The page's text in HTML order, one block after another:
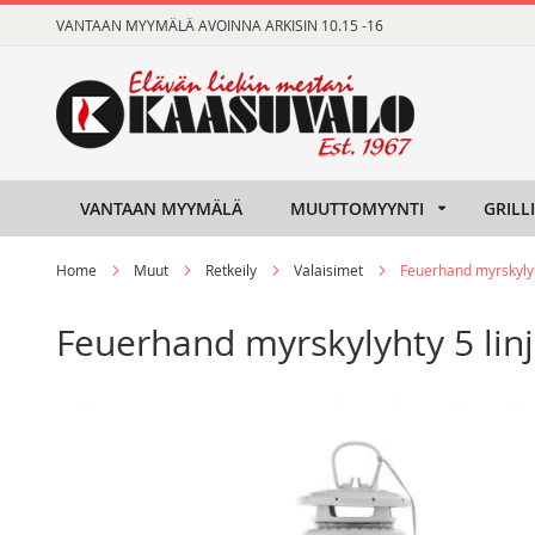
to
VANTAAN MYYMÄLÄ AVOINNA ARKISIN 10.15 -16
VANTAAN MYYMÄLÄ MUUTTOMYYNTI
Home Muut Retkeily Valaisimet Feuerhand
Feuerhand myrskylyhty 5